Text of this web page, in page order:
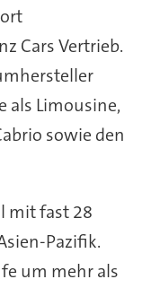
Cars Vertrieb.
als Limousine,
sowie den
mit fast 28
Pazifik.
um mehr als